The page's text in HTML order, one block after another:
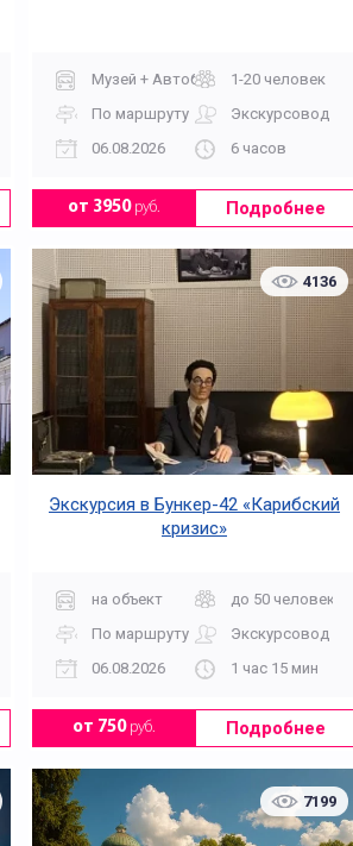
Музей + Автобусная1-20 человек
По маршруту
Экскурсовод
06.08.2026
6 часов
от 3950руб. Подробнее
4136
Экскурсия в Бункер-42 «Карибский
кризис»
на объект
до 50 человек
По маршруту
Экскурсовод
06.08.2026
1 час 15 мин
от 750руб. Подробнее
7199